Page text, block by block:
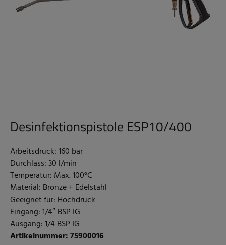
Desinfektionspistole ESP10/400
Arbeitsdruck: 160 bar
Durchlass: 30 l/min
Temperatur: Max. 100°C
Material: Bronze + Edelstahl
Geeignet für: Hochdruck
Eingang: 1/4″ BSP IG
Ausgang: 1/4 BSP IG
Artikelnummer: 75900016